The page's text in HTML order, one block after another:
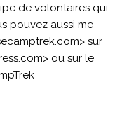
de volontaires qui
pouvez aussi me
sur
ou sur le